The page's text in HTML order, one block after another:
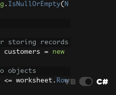
. IsNullOrEmpty( N
storing records
customers =
new
objects
<= worksheet . RowVB C#